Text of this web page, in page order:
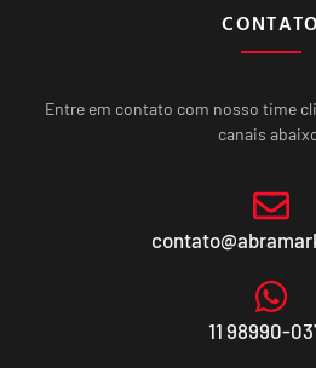
CONTATO
Entre em contato com nosso time
canais
11 98990-